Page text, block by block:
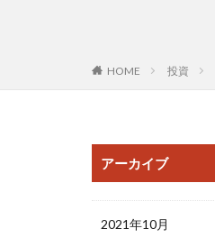
HOME 投資
アーカイブ
2021年10月